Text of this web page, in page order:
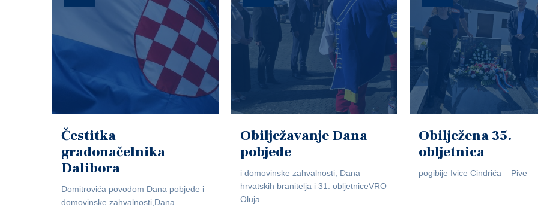
Čestitka
gradonačelnika
Dalibora
Domitrovića povodom Dana pobjede i
domovinske zahvalnosti,Dana
Obilježavanje Dana
pobjede
i domovinske zahvalnosti, Dana
hrvatskih branitelja i 31. obljetniceVRO
Oluja
Obilježena 35.
obljetnica
pogibije Ivice Cindrića – Pive